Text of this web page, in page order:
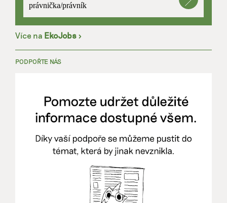
právnička/právník
Více na EkoJobs >
PODPOŘTE NÁS